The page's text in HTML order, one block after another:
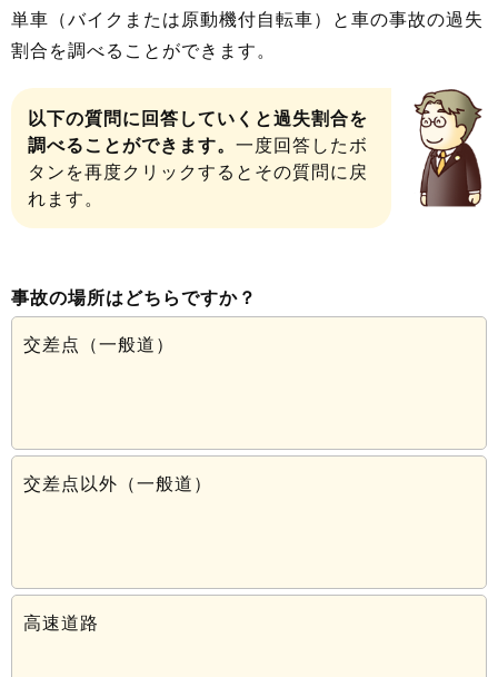
YouTubeチャンネルで情報発信してます！深田
33161）
執筆者プロフィール
単車（バイクまたは原動機付自転車）と車の事故の過失
割合を調べることができます。
以下の質問に回答していくと過失割合を
調べることができます。 一度回答したボ
タンを再度クリックするとその質問に戻
れます。
事故の場所はどちらですか？
交差点（一般道）
交差点以外（一般道）
高速道路